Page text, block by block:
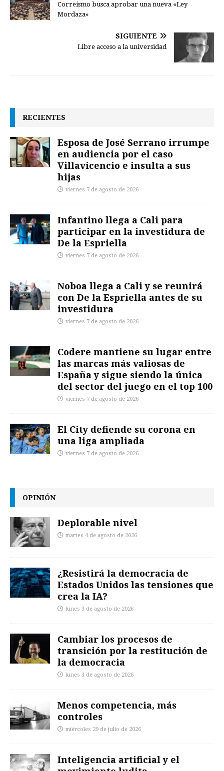
Correísmo busca aprobar una nueva «Ley
Mordaza»
SIGUIENTE
Libre acceso a la universidad
RECIENTES
Esposa de José Serrano irrumpe
en audiencia por el caso
Villavicencio e insulta a sus
hijas
viernes 7 de agosto de 2026
Infantino llega a Cali para
participar en la investidura de
De la Espriella
viernes 7 de agosto de 2026
Noboa llega a Cali y se reunirá
con De la Espriella antes de su
investidura
viernes 7 de agosto de 2026
Codere mantiene su lugar entre
las marcas más valiosas de
España y sigue siendo la única
del sector del juego en el top 100
viernes 7 de agosto de 2026
El City defiende su corona en
una liga ampliada
viernes 7 de agosto de 2026
OPINIÓN
Deplorable nivel
martes 4 de agosto de 2026
¿Resistirá la democracia de
Estados Unidos las tensiones que
crea la IA?
lunes 3 de agosto de 2026
Cambiar los procesos de
transición por la restitución de
la democracia
lunes 3 de agosto de 2026
Menos competencia, más
controles
miércoles 29 de julio de 2026
Inteligencia artificial y el